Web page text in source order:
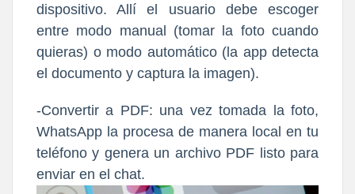
dispositivo. Allí el usuario debe escoger
entre modo manual (tomar la foto cuando
quieras) o modo automático (la app detecta
el documento y captura la imagen).
-Convertir a PDF: una vez tomada la foto,
WhatsApp la procesa de manera local en tu
teléfono y genera un archivo PDF listo para
enviar en el chat.